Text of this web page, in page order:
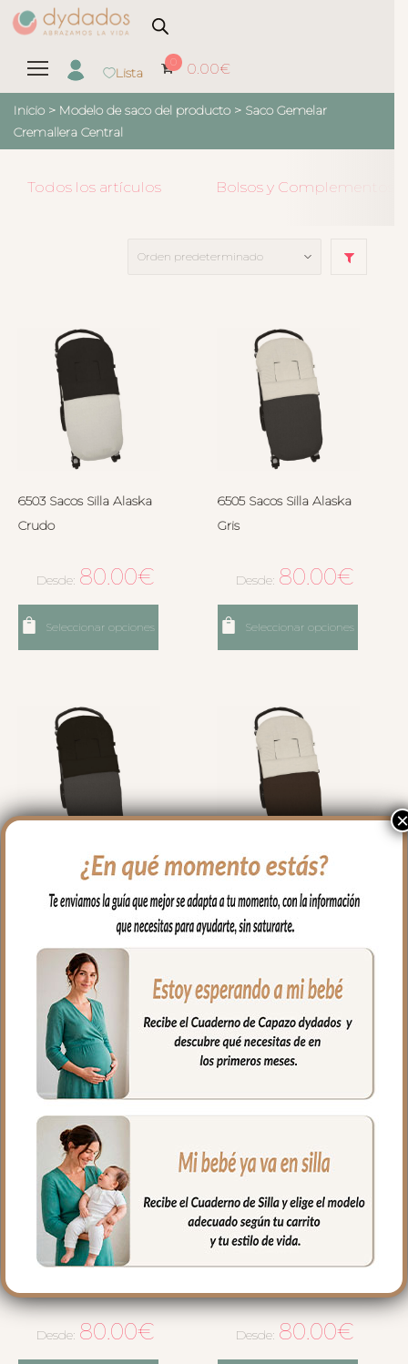
Lista
0 0.00€
Inicio > Modelo de saco del producto > Saco Gemelar
Cremallera Central
Todos los artículos Bolsos y Complementos
6503 Sacos Silla Alaska
Crudo
Desde: 80.00€
Seleccionar opciones
6505 Sacos Silla Alaska
Gris
Desde: 80.00€
Seleccionar opciones
6506 Sacos Silla Alaska
Desde:80.00
Seleccionar opciones
6507 Sacos Silla Alaska
Marrón
Seleccionar opciones
6510 Sacos Silla Alaska
Desde: 80.00€ Desde: 80.00€
×